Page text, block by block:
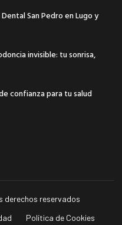
San Pedro en Lugo y
invisible: tu sonrisa,
confianza para tu salud
derechos reservados
Política de Cookies